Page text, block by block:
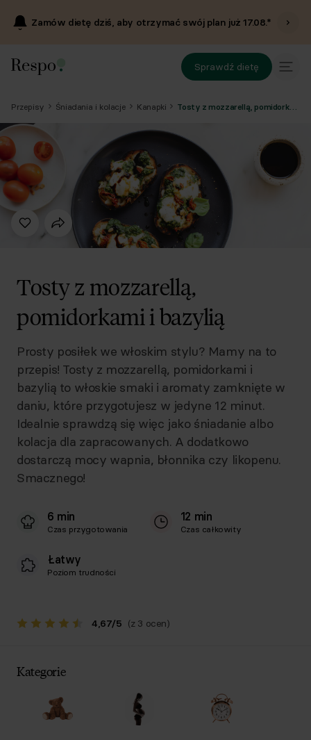
Zamów dietę dziś, aby otrzymać swój plan już17.08.*
Sprawdź dietę
Przepisy Śniadania i kolacje Kanapki
Tosty z mozzarellą,
pomidorkami i bazylią
Prosty posiłek we włoskim stylu? Mamy na to
przepis! Tosty z mozzarellą, pomidorkami i
bazylią to włoskie smaki i aromaty zamknięte w
daniu, które przygotujesz w jedyne 12 minut.
Idealnie sprawdzą się więc jako śniadanie albo
kolacja dla zapracowanych. A dodatkowo
dostarczą mocy wapnia, błonnika czy likopenu.
Smacznego!
6 min
Czas przygotowania
12 min
Czas całkowity
Łatwy
Poziom trudności
4,67/5 (z 3 ocen)
Kategorie